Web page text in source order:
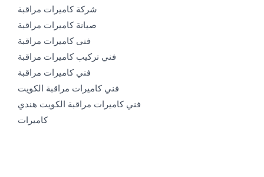
شركة كاميرات مراقبة
صيانة كاميرات مراقبة
فنى كاميرات مراقبة
فني تركيب كاميرات مراقبة
فني كاميرات مراقبة
فني كاميرات مراقبة الكويت
فني كاميرات مراقبة الكويت هندي
كاميرات